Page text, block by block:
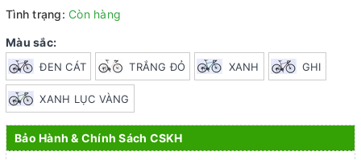
Tình trạng: Còn hàng
Màu sắc:
ĐEN CÁT TRẮNG ĐỎ XANH GHI
XANH LỤC VÀNG
Bảo Hành & Chính Sách CSKH